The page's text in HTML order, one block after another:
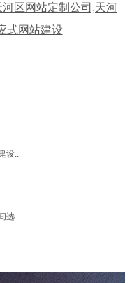
区网站定制公司,天河
式网站建设
设..
选..